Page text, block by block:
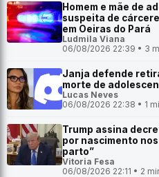
Homem e mãe de
suspeita de
em Oeiras do Pará
Ludmila Viana
06/08/2026 22:39 • 3
Janja defende
morte de
Lucas Neves
06/08/2026 22:38 • 1
Trump assina
por nascimento nos
parto”
Vitoria Fesa
06/08/2026 22:11 • 2